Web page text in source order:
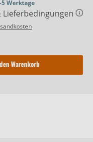
5 Werktage
Lieferbedingungen
Warenkorb